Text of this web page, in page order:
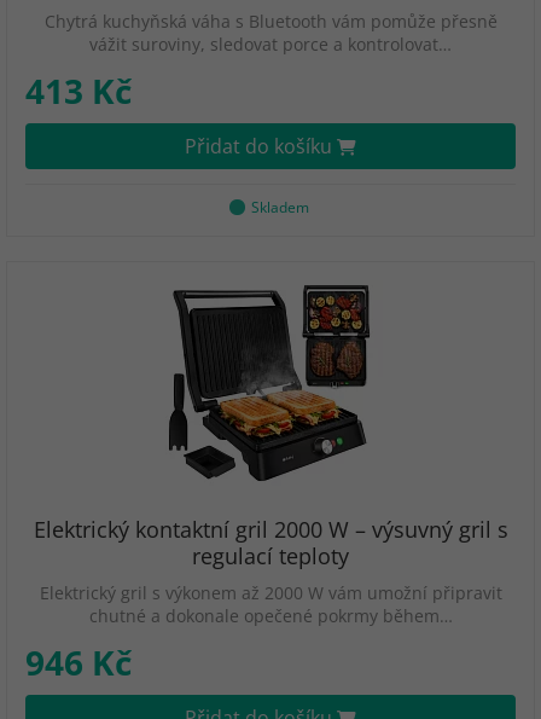
Chytrá kuchyňská váha s Bluetooth vám pomůže přesně
vážit suroviny, sledovat porce a kontrolovat…
413 Kč
Přidat do košíku
Skladem
Elektrický kontaktní gril 2000 W – výsuvný gril s
regulací teploty
Elektrický gril s výkonem až 2000 W vám umožní připravit
chutné a dokonale opečené pokrmy během…
946 Kč